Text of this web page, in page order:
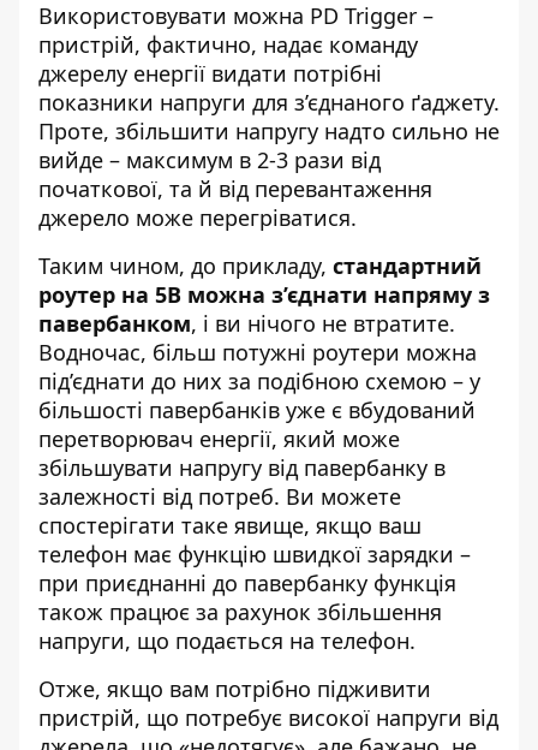
Використовувати можна PD Trigger –
пристрій, фактично, надає команду
джерелу енергії видати потрібні
показники напруги для з’єднаного ґаджету.
Проте, збільшити напругу надто сильно не
вийде – максимум в 2-3 рази від
початкової, та й від перевантаження
джерело може перегріватися.
Таким чином, до прикладу, стандартний
роутер на 5В можна з’єднати напряму з
павербанком, і ви нічого не втратите.
Водночас, більш потужні роутери можна
під’єднати до них за подібною схемою – у
більшості павербанків уже є вбудований
перетворювач енергії, який може
збільшувати напругу від павербанку в
залежності від потреб. Ви можете
спостерігати таке явище, якщо ваш
телефон має функцію швидкої зарядки –
при приєднанні до павербанку функція
також працює за рахунок збільшення
напруги, що подається на телефон.
Отже, якщо вам потрібно підживити
пристрій, що потребує високої напруги від